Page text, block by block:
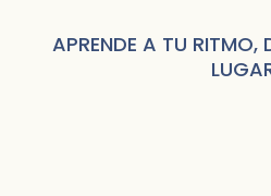
APRENDE A TU RITMO,